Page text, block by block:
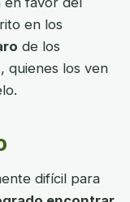
en los
de los
, quienes los ven
difícil para